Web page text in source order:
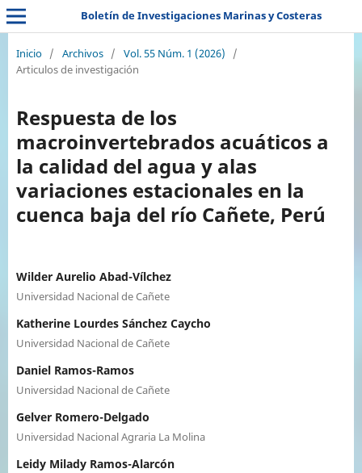
Boletín de Investigaciones Marinas y Costeras
Inicio / Archivos / Vol. 55 Núm. 1 (2026)
/
Articulos de investigación
Respuesta de los
macroinvertebrados acuáticos a
la calidad del agua y alas
variaciones estacionales en la
cuenca baja del río Cañete, Perú
Wilder Aurelio Abad-Vílchez
Universidad Nacional de Cañete
Katherine Lourdes Sánchez Caycho
Universidad Nacional de Cañete
Daniel Ramos-Ramos
Universidad Nacional de Cañete
Gelver Romero-Delgado
Universidad Nacional Agraria La Molina
Leidy Milady Ramos-Alarcón